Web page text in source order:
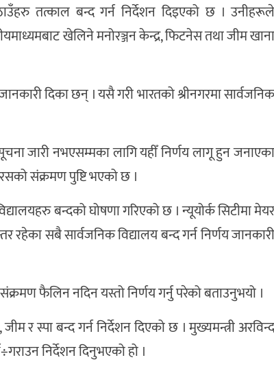
तत्काल बन्द गर्न निर्देशन दिइएको छ । उनीहरूले
खेलिने मनोरञ्जन केन्द्र, फिटनेस तथा जीम खाना
दिका छन् । यसै गरी भारतको श्रीनगरमा सार्वजनिक
जारी नभएसम्मका लागि यहीँ निर्णय लागू हुन जनाएका
संक्रमण पुष्टि भएको छ ।
बन्दको घोषणा गरिएको छ । न्यूयोर्क सिटीमा मेयर
सबै सार्वजनिक विद्यालय बन्द गर्न निर्णय जानकारी
फैलिन नदिन यस्तो निर्णय गर्नु परेको बताउनुभयो ।
र स्पा बन्द गर्न निर्देशन दिएको छ । मुख्यमन्त्री अरविन्द
निर्देशन दिनुभएको हो ।